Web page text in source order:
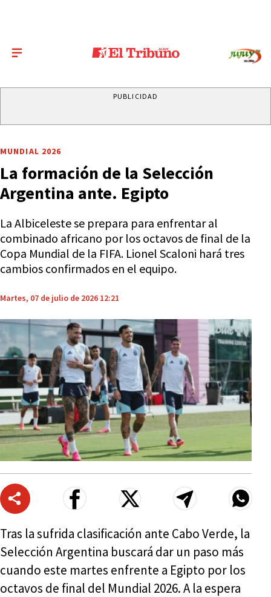
PUBLICIDAD
MUNDIAL 2026
La formación de la Selección
Argentina ante. Egipto
La Albiceleste se prepara para enfrentar al
combinado africano por los octavos de final de la
Copa Mundial de la FIFA. Lionel Scaloni hará tres
cambios confirmados en el equipo.
Martes, 07 de julio de 2026 12:21
Tras la sufrida clasificación ante Cabo Verde, la
Selección Argentina buscará dar un paso más
cuando este martes enfrente a Egipto por los
octavos de final del Mundial 2026. A la espera